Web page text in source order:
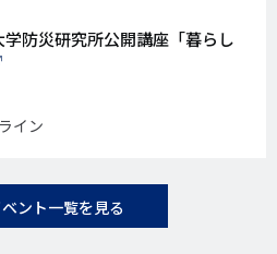
防災研究所公開講座「暮らし
イン
ント一覧を見る